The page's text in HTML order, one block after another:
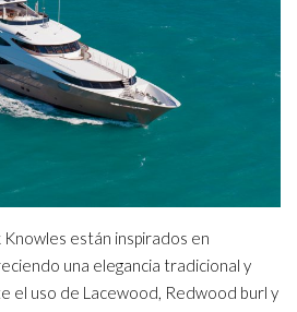
están inspirados en
una elegancia tradicional y
el uso de Lacewood, Redwood burl y